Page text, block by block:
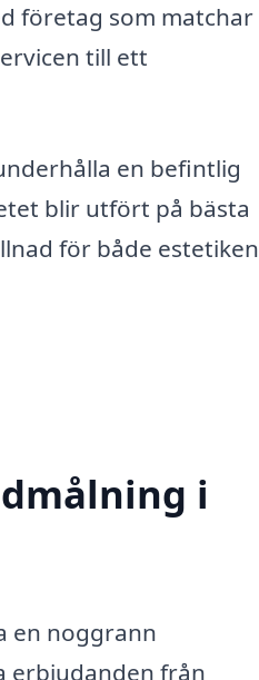
företag som matchar
till ett
en befintlig
blir utfört på bästa
för både estetiken
i
en noggrann
erbjudanden från